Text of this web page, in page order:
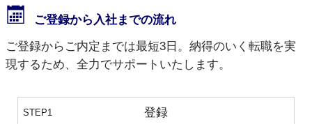
ご登録から入社までの流れ
ご登録からご内定までは最短3日。納得のいく転職を実
現するため、全力でサポートいたします。
STEP1 登録